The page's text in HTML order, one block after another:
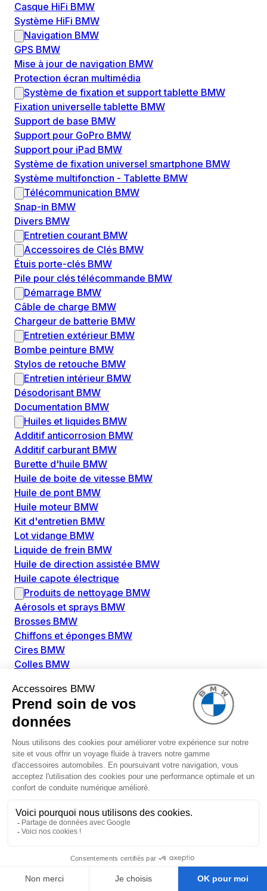
Casque HiFi BMW
Système HiFi BMW
Navigation BMW
GPS BMW
Mise à jour de navigation BMW
Protection écran multimédia
Système de fixation et support tablette BMW
Fixation universelle tablette BMW
Support de base BMW
Support pour GoPro BMW
Support pour iPad BMW
Système de fixation universel smartphone BMW
Système multifonction - Tablette BMW
Télécommunication BMW
Snap-in BMW
Divers BMW
Entretien courant BMW
Accessoires de Clés BMW
Étuis porte-clés BMW
Pile pour clés télécommande BMW
Démarrage BMW
Câble de charge BMW
Chargeur de batterie BMW
Entretien extérieur BMW
Bombe peinture BMW
Stylos de retouche BMW
Entretien intérieur BMW
Désodorisant BMW
Documentation BMW
Huiles et liquides BMW
Additif anticorrosion BMW
Additif carburant BMW
Burette d'huile BMW
Huile de boite de vitesse BMW
Huile de pont BMW
Huile moteur BMW
Kit d'entretien BMW
Lot vidange BMW
Liquide de frein BMW
Huile de direction assistée BMW
Huile capote électrique
Produits de nettoyage BMW
Aérosols et sprays BMW
Brosses BMW
Chiffons et éponges BMW
Cires BMW
Colles BMW
Détachants BMW
Disolvants BMW
Lubrifiants BMW
Nettoyant extérieur BMW
Pièces détachées BMW
Alimentation Carburant BMW
Boitier papillon BMW
Faisceau de câble pour réservoir avec pompe
d'aspiration BMW
Injecteur BMW
Pompe diesel BMW
Allumage / Préchauffage BMW